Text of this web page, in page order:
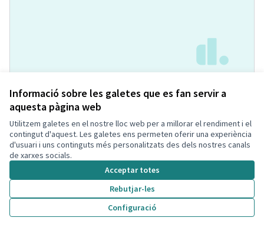
Informació sobre les galetes que es fan servir a
aquesta pàgina web
Utilitzem galetes en el nostre lloc web per a millorar el rendiment i el
contingut d'aquest. Les galetes ens permeten oferir una experiència
d'usuari i uns continguts més personalitzats des dels nostres canals
de xarxes socials.
Acceptar totes
Rebutjar-les
Configuració
Acceso directo a urb. Bellamar y
asfaltado calzadas urbanización
Acceptada